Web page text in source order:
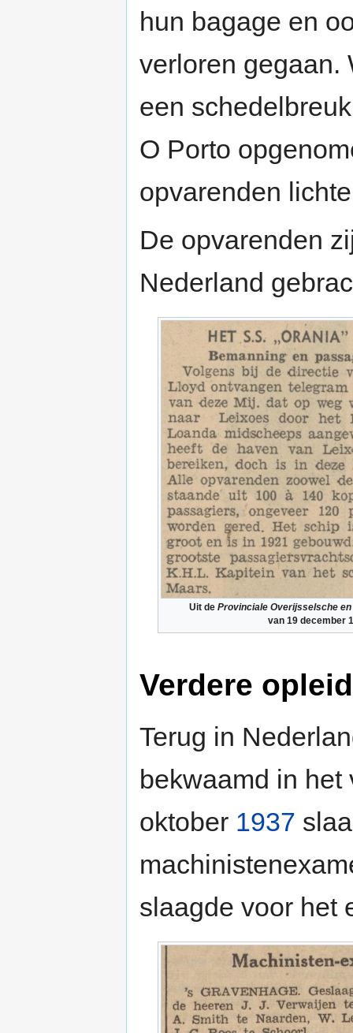
hun bagage en
verloren gegaan.
een
O Porto
opvarenden
De opvarenden
Nederland
Uit de Provinciale Overijsselsche
van 19 december
Verdere
Terug in
bekwaamd in
oktober 1937
slaagde voor het